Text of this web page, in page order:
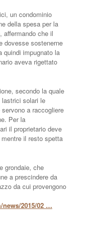
un condominio
della spesa per la
affermando che il
dovesse sostenerne
quindi impugnato la
aveva rigettato
secondo la quale
solari le
a raccogliere
Per la
il proprietario deve
il resto spetta
grondaie, che
a prescindere da
da cui provengono
2015/02 …